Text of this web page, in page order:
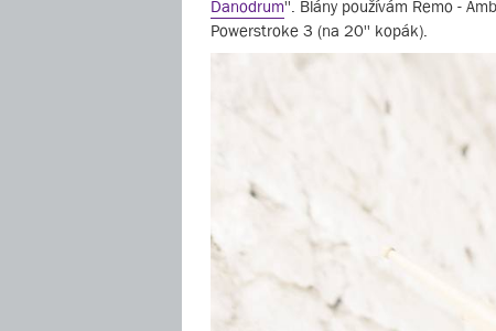
Danodrum''. Blány používám Remo -
Powerstroke 3 (na 20'' kopák).